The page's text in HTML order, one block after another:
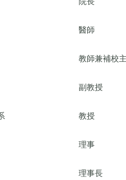
醫師
教師兼補校
副教授
教授
理事
理事長